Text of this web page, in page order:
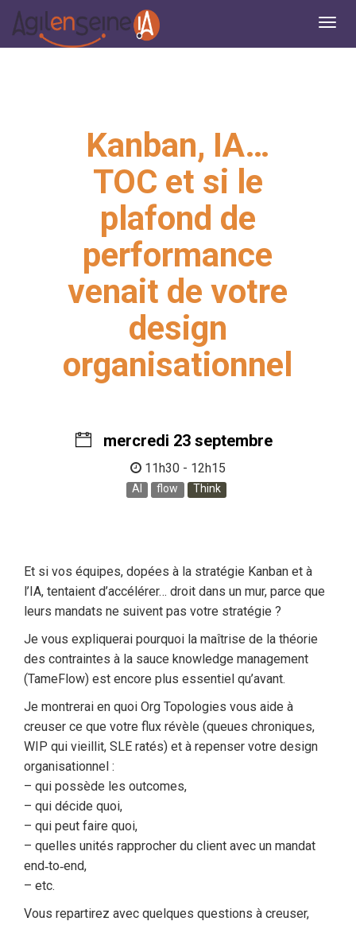
Kanban, IA…
TOC et si le
plafond de
performance
venait de votre
design
organisationnel
mercredi 23 septembre
11h30 - 12h15
AI flow Think
Et si vos équipes, dopées à la stratégie Kanban et à
l’IA, tentaient d’accélérer… droit dans un mur, parce que
leurs mandats ne suivent pas votre stratégie ?
Je vous expliquerai pourquoi la maîtrise de la théorie
des contraintes à la sauce knowledge management
(TameFlow) est encore plus essentiel qu’avant.
Je montrerai en quoi Org Topologies vous aide à
creuser ce que votre flux révèle (queues chroniques,
WIP qui vieillit, SLE ratés) et à repenser votre design
organisationnel :
– qui possède les outcomes,
– qui décide quoi,
– qui peut faire quoi,
– quelles unités rapprocher du client avec un mandat
end‑to‑end,
– etc.
Vous repartirez avec quelques questions à creuser,